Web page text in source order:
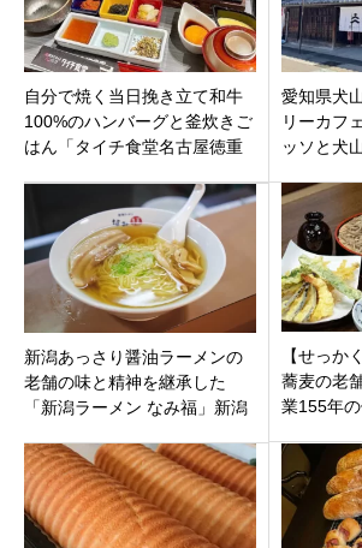
自分で焼く当日挽き立て和牛
100%のハンバーグと釜炊きご
はん「タイチ食堂名古屋徳重
愛知県犬
リーカフ
ッソと犬
生ドーナ
新潟あっさり醤油ラーメンの
老舗の味と精神を継承した
「新潟ラーメン なみ福」新潟
プンです。
【せっか
蕎麦の老
業155年
ん汁